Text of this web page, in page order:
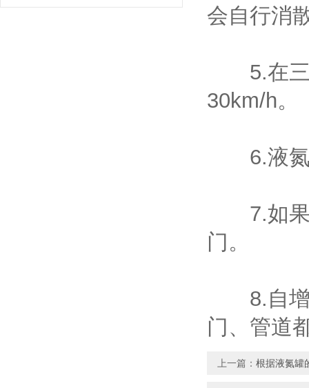
会自行消
5.在三
30km/h。
6.液氮
7.如果
门。
8.自增
门、管道
上一篇： 根据液氮罐